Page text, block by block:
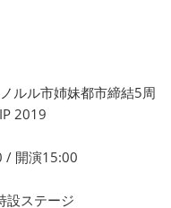
ルル市姉妹都市締結5周
2019
/ 開演15:00
ステージ